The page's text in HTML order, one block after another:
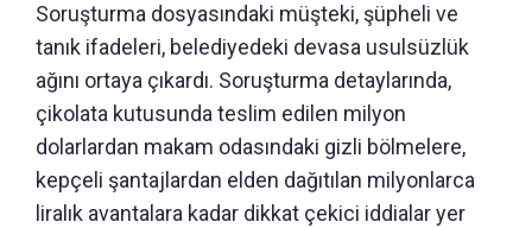
Soruşturma dosyasındaki müşteki, şüpheli ve
tanık ifadeleri, belediyedeki devasa usulsüzlük
ağını ortaya çıkardı. Soruşturma detaylarında,
çikolata kutusunda teslim edilen milyon
dolarlardan makam odasındaki gizli bölmelere,
kepçeli şantajlardan elden dağıtılan milyonlarca
liralık avantalara kadar dikkat çekici iddialar yer